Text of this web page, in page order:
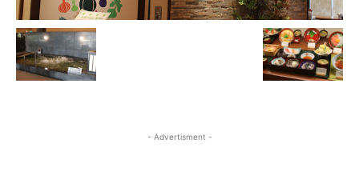
- Advertisment -